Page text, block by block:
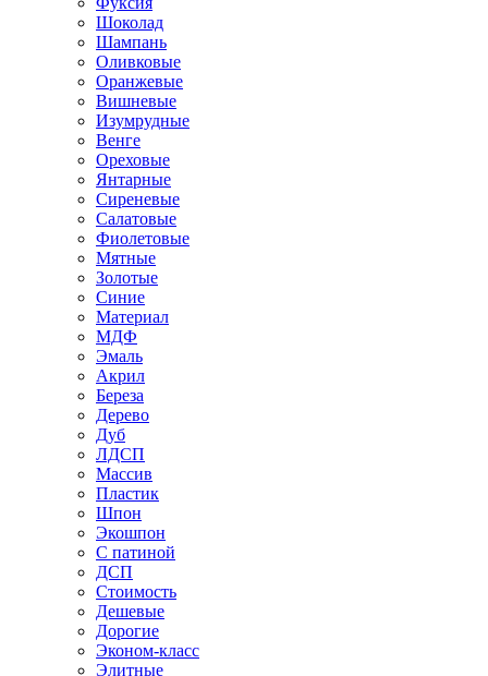
Шоколад
Шампань
Оливковые
Оранжевые
Вишневые
Изумрудные
Венге
Ореховые
Янтарные
Сиреневые
Салатовые
Фиолетовые
Мятные
Золотые
Синие
Материал
МДФ
Эмаль
Акрил
Береза
Дерево
Дуб
ЛДСП
Массив
Пластик
Шпон
Экошпон
С патиной
ДСП
Стоимость
Дешевые
Дорогие
Эконом-класс
Элитные